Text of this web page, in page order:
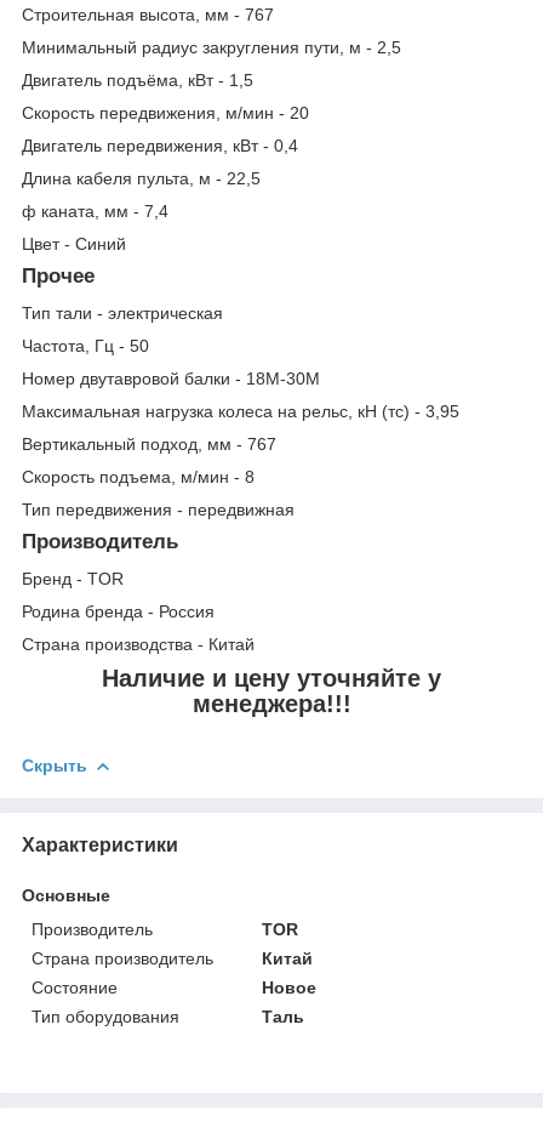
Строительная высота, мм - 767
Минимальный радиус закругления пути, м - 2,5
Двигатель подъёма, кВт - 1,5
Скорость передвижения, м/мин - 20
Двигатель передвижения, кВт - 0,4
Длина кабеля пульта, м - 22,5
ф каната, мм - 7,4
Цвет - Синий
Прочее
Тип тали - электрическая
Частота, Гц - 50
Номер двутавровой балки - 18М-30М
Максимальная нагрузка колеса на рельс, кН (тс) - 3,95
Вертикальный подход, мм - 767
Скорость подъема, м/мин - 8
Тип передвижения - передвижная
Производитель
Бренд - TOR
Родина бренда - Россия
Страна производства - Китай
Наличие и цену уточняйте у
менеджера!!!
Скрыть
Характеристики
Основные
Производитель
TOR
Страна производитель
Китай
Состояние
Новое
Тип оборудования
Таль